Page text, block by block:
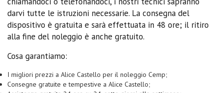
darvi tutte le istruzioni necessarie. La consegna del
dispositivo è gratuita e sarà effettuata in 48 ore; il ritiro
alla fine del noleggio è anche gratuito.
Cosa garantiamo:
I migliori prezzi a Alice Castello per il noleggio Cemp;
Consegne gratuite e tempestive a Alice Castello;